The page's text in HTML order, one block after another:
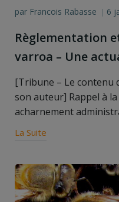
par Francois Rabasse | 6
Règlementation
varroa – Une
[Tribune – Le contenu
son auteur] Rappel à
acharnement
La Suite